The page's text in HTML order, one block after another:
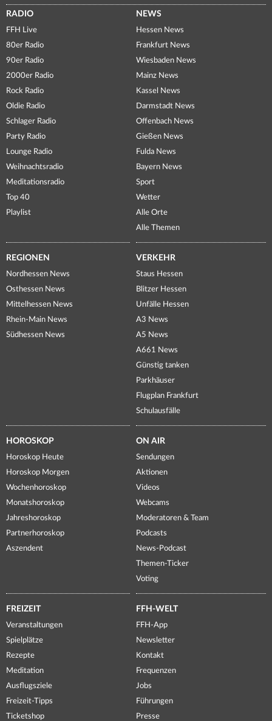
RADIO
FFH Live
80er Radio
90er Radio
2000er Radio
Rock Radio
Oldie Radio
Schlager Radio
Party Radio
Lounge Radio
Weihnachtsradio
Meditationsradio
Top 40
Playlist
NEWS
Hessen News
Frankfurt News
Wiesbaden News
Mainz News
Kassel News
Darmstadt News
Offenbach News
Gießen News
Fulda News
Bayern News
Sport
Wetter
Alle Orte
Alle Themen
REGIONEN
Nordhessen News
Osthessen News
Mittelhessen News
Rhein-Main News
Südhessen News
VERKEHR
Staus Hessen
Blitzer Hessen
Unfälle Hessen
A3 News
A5 News
A661 News
Günstig tanken
Parkhäuser
Flugplan Frankfurt
Schulausfälle
HOROSKOP
Horoskop Heute
Horoskop Morgen
Wochenhoroskop
Monatshoroskop
Jahreshoroskop
Partnerhoroskop
Aszendent
ON AIR
Sendungen
Aktionen
Videos
Webcams
Moderatoren & Team
Podcasts
News-Podcast
Themen-Ticker
Voting
FREIZEIT
Veranstaltungen
Spielplätze
Rezepte
Meditation
Ausflugsziele
Freizeit-Tipps
Ticketshop
FFH-WELT
FFH-App
Newsletter
Kontakt
Frequenzen
Jobs
Führungen
Presse